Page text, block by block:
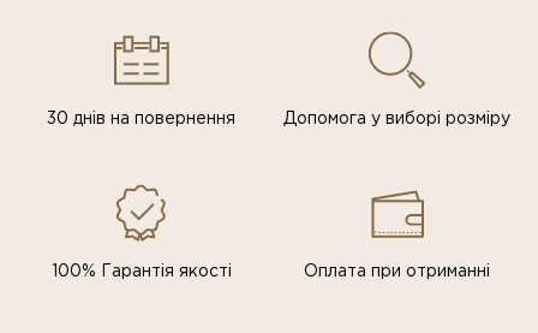
30 днів на повернення Допомога у виборі розміру
100% Гарантія якості Оплата при отриманні